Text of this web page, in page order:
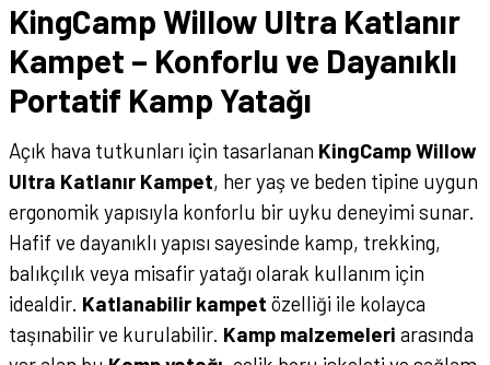
KingCamp Willow Ultra Katlanır
Kampet – Konforlu ve Dayanıklı
Portatif Kamp Yatağı
Açık hava tutkunları için tasarlanan KingCamp Willow
Ultra Katlanır Kampet, her yaş ve beden tipine uygun
ergonomik yapısıyla konforlu bir uyku deneyimi sunar.
Hafif ve dayanıklı yapısı sayesinde kamp, trekking,
balıkçılık veya misafir yatağı olarak kullanım için
idealdir. Katlanabilir kampet özelliği ile kolayca
taşınabilir ve kurulabilir. Kamp malzemeleri arasında